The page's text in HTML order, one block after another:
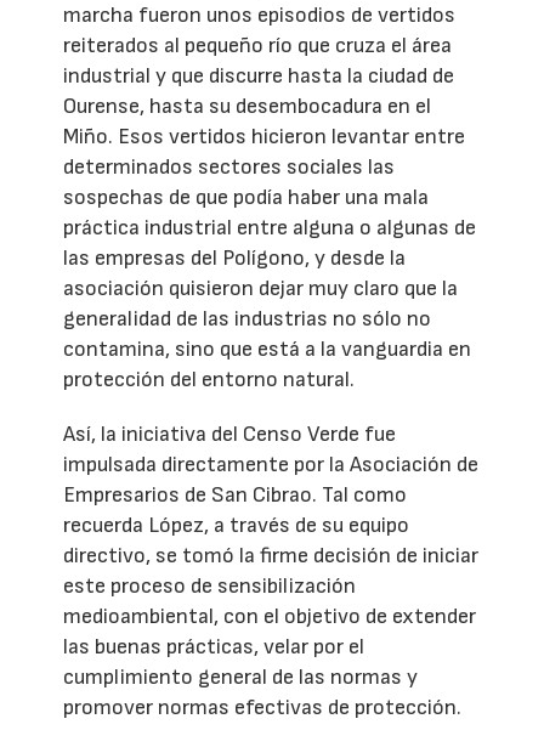
marcha fueron unos episodios de vertidos
reiterados al pequeño río que cruza el área
industrial y que discurre hasta la ciudad de
Ourense, hasta su desembocadura en el
Miño. Esos vertidos hicieron levantar entre
determinados sectores sociales las
sospechas de que podía haber una mala
práctica industrial entre alguna o algunas de
las empresas del Polígono, y desde la
asociación quisieron dejar muy claro que la
generalidad de las industrias no sólo no
contamina, sino que está a la vanguardia en
protección del entorno natural.
Así, la iniciativa del Censo Verde fue
impulsada directamente por la Asociación de
Empresarios de San Cibrao. Tal como
recuerda López, a través de su equipo
directivo, se tomó la firme decisión de iniciar
este proceso de sensibilización
medioambiental, con el objetivo de extender
las buenas prácticas, velar por el
cumplimiento general de las normas y
promover normas efectivas de protección.